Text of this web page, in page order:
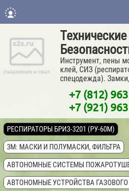
Инструмент, пены
клей, СИЗ
спецодежда).
+7 (812)
+7 (921)
РЕСПИРАТОРЫ БРИЗ-3201 (РУ-60М)
3M: МАСКИ И ПОЛУМАСКИ, ФИЛЬТРА
АВТОНОМНЫЕ СИСТЕМЫ
АВТОНОМНЫЕ УСТРОЙСТВА